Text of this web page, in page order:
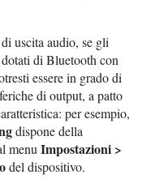
uscita audio, se gli
di Bluetooth con
essere in grado di
di output, a patto
per esempio,
dispone della
menuImpostazioni >
del dispositivo.